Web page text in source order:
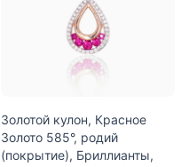
Золотой кулон, Красное
Золото 585°, родий
(покрытие), Бриллианты,